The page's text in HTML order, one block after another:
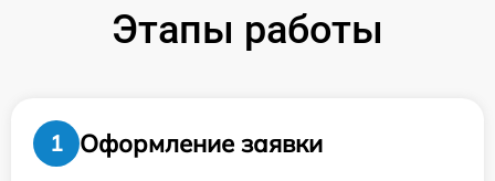
Этапы работы
1
Оформление заявки